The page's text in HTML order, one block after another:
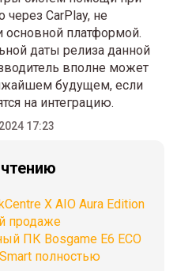
CarPlay, не
платформой.
даты релиза данной
вполне может
будущем, если
на интеграцию.
17:23
X AIO Aura Edition
продаже
ПК Bosgame E6 ECO
полностью